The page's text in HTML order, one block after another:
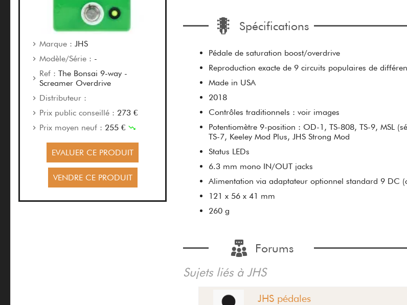
Marque : JHS
Modèle/Série : -
Ref : The Bonsai 9-way -
Screamer Overdrive
Distributeur :
Prix public conseillé : 273 €
Prix moyen neuf : 255 €
EVALUER CE PRODUIT
VENDRE CE PRODUIT
Spécifications
Pédale de saturation boost/overdrive
Reproduction exacte de 9 circuits populaires de
Made in USA
2018
Contrôles traditionnels : voir images
Potentiomètre 9-position : OD-1, TS-808, TS-9, MSL
TS-7, Keeley Mod Plus, JHS Strong Mod
Status LEDs
6.3 mm mono IN/OUT jacks
Alimentation via adaptateur optionnel standard 9 DC
121 x 56 x 41 mm
260 g
Forums
Sujets liés à JHS
JHS pédales